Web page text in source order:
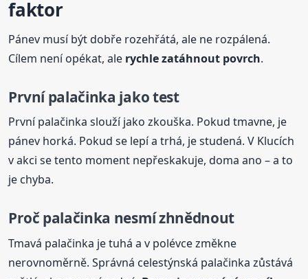
faktor
Pánev musí být dobře rozehřátá, ale ne rozpálená.
Cílem není opékat, ale rychle zatáhnout povrch.
První palačinka jako test
První palačinka slouží jako zkouška. Pokud tmavne, je
pánev horká. Pokud se lepí a trhá, je studená. V Klucích
v akci se tento moment nepřeskakuje, doma ano – a to
je chyba.
Proč palačinka nesmí zhnědnout
Tmavá palačinka je tuhá a v polévce změkne
nerovnoměrně. Správná celestýnská palačinka zůstává